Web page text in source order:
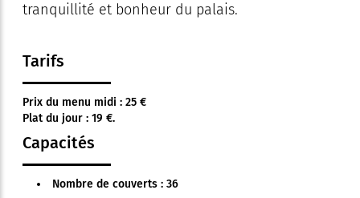
tranquillité et bonheur du palais.
Tarifs
Prix du menu midi : 25 €
Plat du jour : 19 €.
Capacités
Nombre de couverts : 36